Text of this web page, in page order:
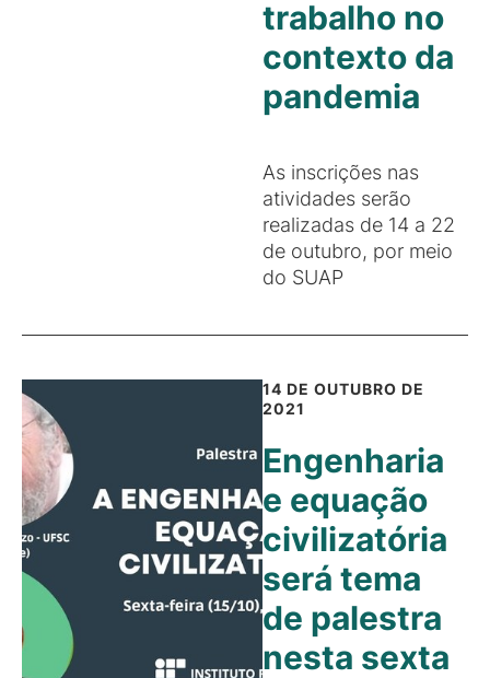
trabalho no
contexto da
pandemia
As inscrições nas
atividades serão
realizadas de 14 a 22
de outubro, por meio
do SUAP
14 DE OUTUBRO DE
2021
Engenharia
e equação
civilizatória
será tema
de palestra
nesta sexta